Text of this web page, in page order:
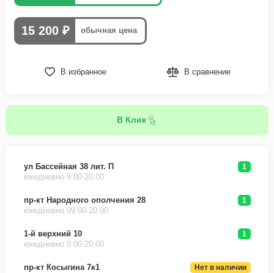
15 200 ₽ обычная цена
В избранное В сравнение
В Клик
ул Бассейная 38 лит. П
1
ежедневно 9:00-20:00
пр-кт Народного ополчения 28
1
ежедневно 09:00-20:00
1-й верхний 10
1
ежедневно 9:00-20:00
пр-кт Косыгина 7к1
Нет в наличии